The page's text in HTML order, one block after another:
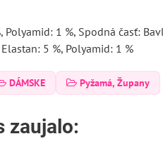
Polyamid: 1 %, Spodná časť:
5 %, Polyamid: 1 %
DÁMSKE Pyžamá, Župany
zaujalo: